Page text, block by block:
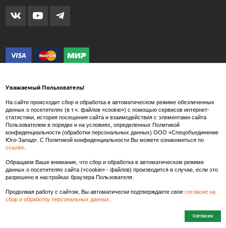
Внимание! Любые изображения на сайте www.spets.ru носят художественный
характер и не являются рекламными изображениями продаваемых товаров. Внешний
вид товара может отличаться от представленных на сайте изображений.
Производитель так же в праве вносить изменения в состав тканей, конструкцию и
характеристик качества/безопасности товаров.
Уважаемый Пользователь!
На сайте происходит сбор и обработка в автоматическом режиме обезличенных
данных о посетителях (в т.ч. файлов «cookie») с помощью сервисов интернет-
статистики, история посещения сайта и взаимодействия с элементами сайта
Пользователем в порядке и на условиях, определенных Политикой
конфиденциальности (обработки персональных данных) ООО «Спецобъединение
Юго-Запад». С Политикой конфиденциальности Вы можете ознакомиться по
ссылке.
Обращаем Ваше внимание, что сбор и обработка в автоматическом режиме
данных о посетителях сайта («cookie» - файлов) производится в случае, если это
разрешено в настройках браузера Пользователя.
Продолжая работу с сайтом, Вы автоматически подтверждаете свое согласие на
сбор и обработку персональных данных
Согласен